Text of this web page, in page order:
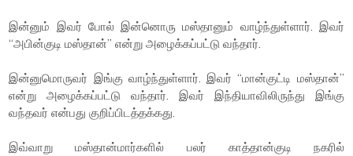
இன்னும் இவர் போல் இன்னொரு மஸ்தானும் வாழ்ந்துள்ளார். இவர்
“அபின்குடி மஸ்தான்” என்று அழைக்கப்பட்டு வந்தார்.
இன்னுமொருவர் இங்கு வாழ்ந்துள்ளார். இவர் “மான்குட்டி மஸ்தான்”
என்று அழைக்கப்பட்டு வந்தார். இவர் இந்தியாவிலிருந்து இங்கு
வந்தவர் என்பது குறிப்பிடத்தக்கது.
இவ்வாறு மஸ்தான்மார்களில் பலர் காத்தான்குடி நகரில்